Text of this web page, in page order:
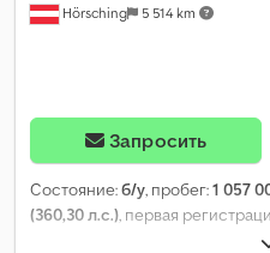
Hörsching 5 514 km
Запросить
Состояние:б/у, пробег:1 057
(360,30 л.с.), первая
11